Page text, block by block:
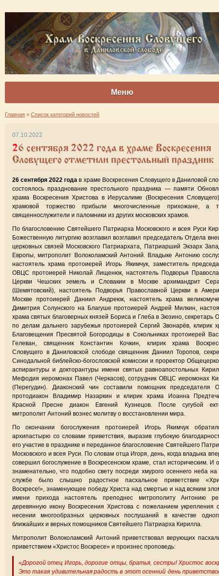
Меню
Главная » Список категорий новостей
07.10.2022
26 сентября 2022 года в храме Воскресения
Словущего отметили престольный праздник
26 сентября 2022 года в храме Воскресения Словущего в Даниловой
состоялось празднование престольного праздника — памяти
храма Воскресения Христова в Иерусалиме (Воскресения
храмовой торжество прибыли многочисленные прихожане, а
священнослужители и паломники из других московских храмов.
По благословению Святейшего Патриарха Московского и всея Руси
Божественную литургию возглавил возглавил председатель Отдела
церковных связей Московского Патриархата, Патриарший Экзарх
Европы, митрополит Волоколамский Антоний. Владыке Антонию
настоятель храма протоиерей Игорь Якимчук, заместитель
ОВЦС протоиерей Николай Лищенюк, настоятель Подворья
Церкви Чешских земель и Словакии в Москве архимандрит
(Шемятовский), настоятель Подворья Православной Церкви в
Москве протоиерей Даниил Андреюк, настоятель храма
Димитрия Солунского на Благуше протоиерей Андрей Милкин,
храма святых благоверных князей Бориса и Глеба в Зюзино, секретарь
по делам дальнего зарубежья протоиерей Сергий Звонарёв, клирик
Благовещения Пресвятой Богородицы в Сокольниках протоиерей
Гелеван, священник Константин Кочкин, клирик храма
Словущего в Даниловской слободе священник Даниил Торопов,
Синодальной библейско-богословской комиссии и проректор
аспирантуры и докторантуры имени святых равноапостольных
Мефодия иеромонах Павел (Черкасов), сотрудник ОВЦС иеромонах
(Перегудин). Диаконский чин составили помощник председателя
протодиакон Владимир Назаркин и клирик храма Иоанна
Красной Пресне диакон Евгений Кузнецов. После сугубой
митрополит Антоний вознес молитву о восстановлении мира.
По окончании богослужения протоиерей Игорь Якимчук
архипастырю со словами приветствия, выразив глубокую
его участие в празднике и переданное благословение Святейшего
Московского и всея Руси. По словам отца Игоря, день, когда владыка
совершил богослужение в Воскресенском храме, стал историческим. И
знаменательно, что подобно свету посреди хмурого осеннего неба на
службе было слышно радостное пасхальное приветствие
Воскресе!», знаменующее победу Христа над смертью и над всяким
имени прихода настоятель преподнес митрополиту Антонию
деревянную икону Воскресения Христова с пожеланием укрепления
несении многообразных церковных послушаний в качестве
ближайших и верных помощников Святейшего Патриарха Кирилла.
Митрополит Волоколамский Антоний приветствовал верующих
приветствием «Христос Воскресе» и произнес проповедь:
«Дорогой отец Игорь, дорогие отцы, братья, сестры! Христос
Это такая удивительная радость в этот осенний день